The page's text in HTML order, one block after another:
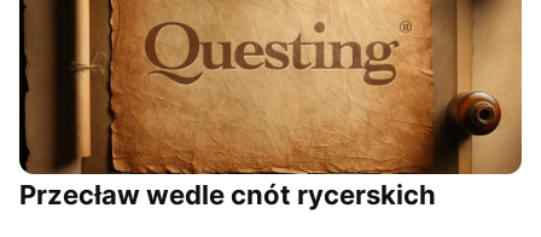
Przecław wedle cnót rycerskich